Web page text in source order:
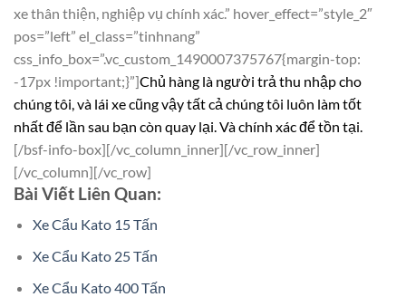
xe thân thiện, nghiệp vụ chính xác.” hover_effect=”style_2″
pos=”left” el_class=”tinhnang”
css_info_box=”.vc_custom_1490007375767{margin-top:
-17px !important;}”]Chủ hàng là người trả thu nhập cho
chúng tôi, và lái xe cũng vậy tất cả chúng tôi luôn làm tốt
nhất để lần sau bạn còn quay lại. Và chính xác để tồn tại.
[/bsf-info-box][/vc_column_inner][/vc_row_inner]
[/vc_column][/vc_row]
Bài Viết Liên Quan:
Xe Cẩu Kato 15 Tấn
Xe Cẩu Kato 25 Tấn
Xe Cẩu Kato 400 Tấn